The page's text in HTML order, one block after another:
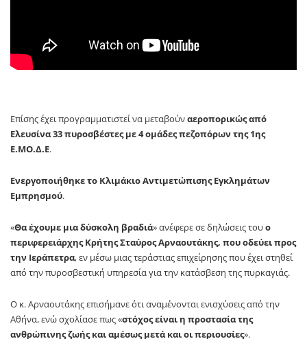
Επίσης έχει προγραμματιστεί να μεταβούναεροπορικώς από
Ελευσίνα 33 πυροσβέστες με 4 ομάδες πεζοπόρων της 1ης
Ε.ΜΟ.Δ.Ε.
Ενεργοποιήθηκε το Κλιμάκιο Αντιμετώπισης Εγκλημάτων
Εμπρησμού.
«Θα έχουμε μια δύσκολη βραδιά» ανέφερε σε δηλώσεις τουο
περιφερειάρχης Κρήτης Σταύρος Αρναουτάκης, που οδεύει προς
την Ιεράπετρα, εν μέσω μιας τεράστιας επιχείρησης που έχει στηθεί
από την πυροσβεστική υπηρεσία για την κατάσβεση της πυρκαγιάς.
Ο κ. Αρναουτάκης επισήμανε ότι αναμένονται ενισχύσεις από την
Αθήνα, ενώ σχολίασε πως «στόχος είναι η προστασία της
ανθρώπινης ζωής και αμέσως μετά και οι περιουσίες».